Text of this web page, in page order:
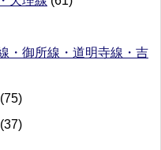
・御所線・道明寺線・吉
(75)
(37)